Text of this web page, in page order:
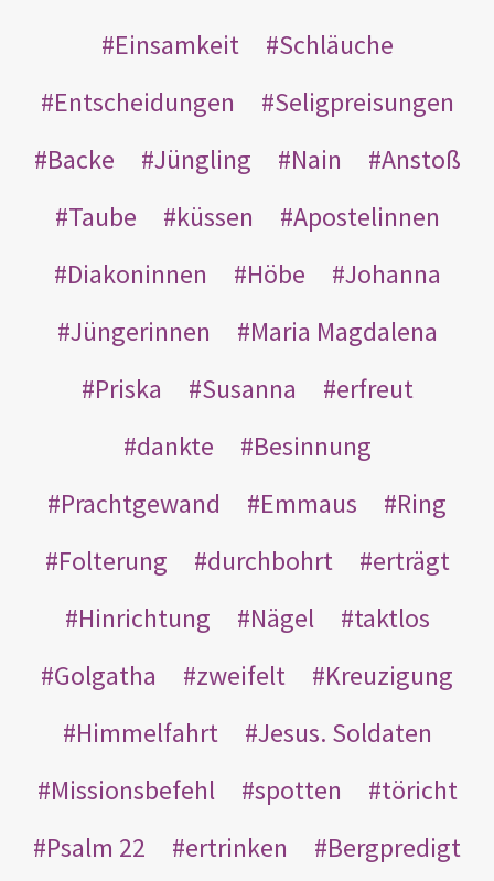
Einsamkeit
Schläuche
Entscheidungen
Seligpreisungen
Backe
Jüngling Nain
Anstoß
Taube
küssen
Apostelinnen
Diakoninnen
Höbe
Johanna
Jüngerinnen
Maria Magdalena
Priska
Susanna
erfreut
dankte
Besinnung
Prachtgewand
Emmaus
Ring
Folterung
durchbohrt
erträgt
Hinrichtung
Nägel
taktlos
Golgatha
zweifelt
Kreuzigung
Himmelfahrt
Jesus. Soldaten
Missionsbefehl
spotten
töricht
Psalm 22
ertrinken
Bergpredigt